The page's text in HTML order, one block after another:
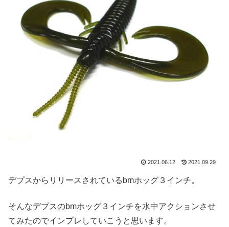
2021.06.12 2021.09.29
デプスからリリースされているbmホッグ３インチ。
そんなデプスのbmホッグ３インチを水中アクションさせ
てみたのでインプレしていこうと思います。